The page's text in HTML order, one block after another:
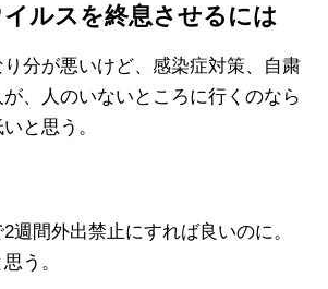
ルスを終息させるには
分が悪いけど、感染症対策、自粛
、人のいないところに行くのなら
と思う。
週間外出禁止にすれば良いのに。
う。